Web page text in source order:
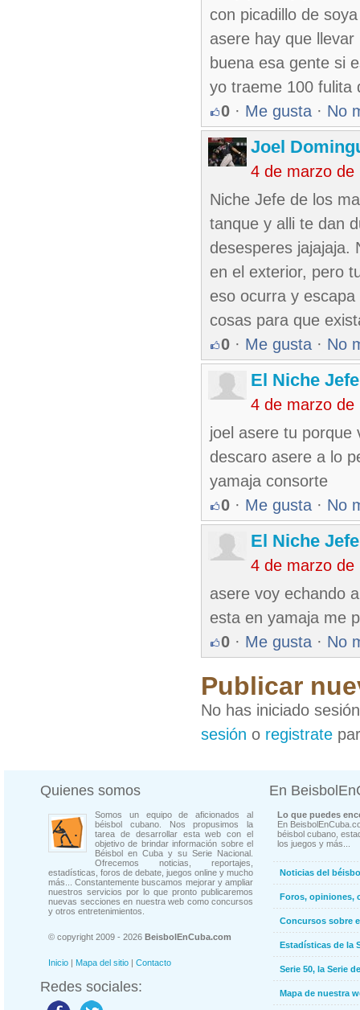
con picadillo de
asere hay que
buena esa gente si
yo traeme 100 fulita
0 · Me gusta · No
Joel
4 de marzo de
Niche Jefe de los
tanque y alli te dan
desesperes jajajaja.
en el exterior, pero
eso ocurra y
cosas para que
0 · Me gusta · No
El Niche
4 de marzo de
joel asere tu porque
descaro asere a lo
yamaja consorte
0 · Me gusta · No
El Niche
4 de marzo de
asere voy echando
esta en yamaja me
0 · Me gusta · No
Publicar
No has iniciado
sesión o registrate
Quienes somos
Somos un equipo de aficionados al
béisbol cubano. Nos propusimos la
tarea de desarrollar esta web con el
objetivo de brindar información sobre el
Béisbol en Cuba y su Serie Nacional.
Ofrecemos noticias, reportajes,
estadísticas, foros de debate, juegos online y mucho
más... Constantemente buscamos mejorar y ampliar
nuestros servicios por lo que pronto publicaremos
nuevas secciones en nuestra web como concursos
y otros entretenimientos.
© copyright 2009 - 2026 BeisbolEnCuba.com
Inicio | Mapa del sitio | Contacto
Redes sociales:
En
Lo que puedes
En
béisbol cubano,
los juegos y más...
Noticias del
Foros, opiniones,
Concursos sobre
Estadísticas de la
Serie 50, la Serie
Mapa de nuestra